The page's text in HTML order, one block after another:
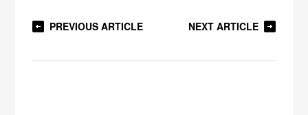
PREVIOUS ARTICLE NEXT ARTICLE